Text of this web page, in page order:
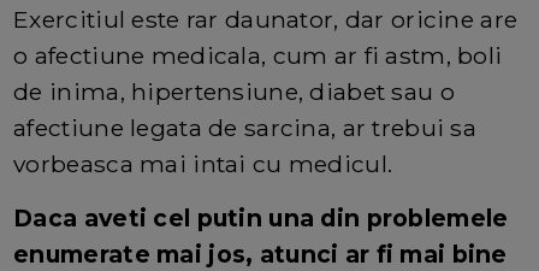
Exercitiul este rar daunator, dar oricine are
o afectiune medicala, cum ar fi astm, boli
de inima, hipertensiune, diabet sau o
afectiune legata de sarcina, ar trebui sa
vorbeasca mai intai cu medicul.
Daca aveti cel putin una din problemele
enumerate mai jos, atunci ar fi mai bine